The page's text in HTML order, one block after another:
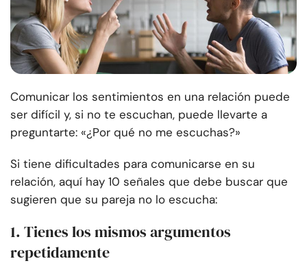
Comunicar los sentimientos en una relación puede
ser difícil y, si no te escuchan, puede llevarte a
preguntarte: «¿Por qué no me escuchas?»
Si tiene dificultades para comunicarse en su
relación, aquí hay 10 señales que debe buscar que
sugieren que su pareja no lo escucha:
1. Tienes los mismos argumentos
repetidamente